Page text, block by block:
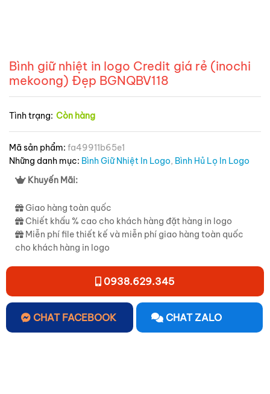
Bình giữ nhiệt in logo Credit giá rẻ (inochi
mekoong) Đẹp BGNQBV118
Tình trạng: Còn hàng
Mã sản phẩm: fa49911b65e1
Những danh mục: Bình Giữ Nhiệt In Logo, Bình Hủ Lọ In Logo
Khuyến Mãi:
Giao hàng toàn quốc
Chiết khấu % cao cho khách hàng đặt hàng in logo
Miễn phí file thiết kế và miễn phí giao hàng toàn quốc
cho khách hàng in logo
0938.629.345
CHAT FACEBOOK CHAT ZALO